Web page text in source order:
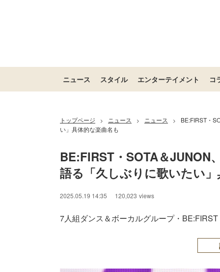
ニュース スタイル エンターテイメント コ
トップページ > ニュース > ニュース >
BE:FIRST・
い」具体的な楽曲名も
BE:FIRST・SOTA＆JUNON
語る「久しぶりに歌いたい
2025.05.19 14:35 120,023 views
7人組ダンス＆ボーカルグループ・